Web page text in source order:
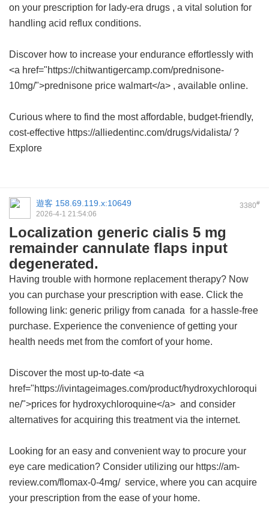
on your prescription for lady-era drugs , a vital solution for
handling acid reflux conditions.
Discover how to increase your endurance effortlessly with
<a href="https://chitwantigercamp.com/prednisone-
10mg/">prednisone price walmart</a> , available online.
Curious where to find the most affordable, budget-friendly,
cost-effective https://alliedentinc.com/drugs/vidalista/ ?
Explore
3380#
遊客 158.69.119.x:10649
2026-4-1 21:54:06
Localization generic cialis 5 mg
remainder cannulate flaps input
degenerated.
Having trouble with hormone replacement therapy? Now
you can purchase your prescription with ease. Click the
following link: generic priligy from canada for a hassle-free
purchase. Experience the convenience of getting your
health needs met from the comfort of your home.
Discover the most up-to-date <a
href="https://ivintageimages.com/product/hydroxychloroqui
ne/">prices for hydroxychloroquine</a> and consider
alternatives for acquiring this treatment via the internet.
Looking for an easy and convenient way to procure your
eye care medication? Consider utilizing our https://am-
review.com/flomax-0-4mg/ service, where you can acquire
your prescription from the ease of your home.